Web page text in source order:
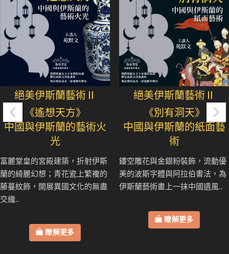
絕美伊斯蘭藝術Ⅱ
《遙想天方》
中國與伊斯蘭的藝術火
光
富麗堂皇的宮殿建築，折射伊斯
蘭的綺麗幻想；青花瓷上繁複的
藤蔓紋飾，開展異國文化的無盡
交織..
瞭解更多
絕美伊斯蘭藝術Ⅱ
《別有洞天》
中國與伊斯蘭的紙面藝
術
鏤空雕花與金銀粉裝飾，流動優
美的波斯字體與阿拉伯書法，為
伊斯蘭藝術畫上一抹中國遺風..
瞭解更多